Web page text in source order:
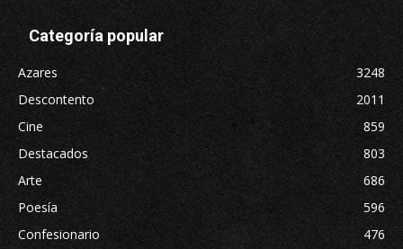
Categoría popular
Azares
3248
Descontento
2011
Cine
859
Destacados
803
Arte
686
Poesía
596
Confesionario
476